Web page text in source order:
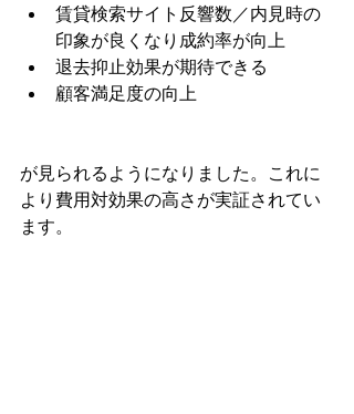
賃貸検索サイト反響数／内見時の
印象が良くなり成約率が向上
退去抑止効果が期待できる
顧客満足度の向上
が見られるようになりました。これに
より費用対効果の高さが実証されてい
ます。